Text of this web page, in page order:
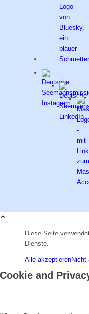
Diese Seite
Dienste.
Alle akzeptierenNicht
Cookie and